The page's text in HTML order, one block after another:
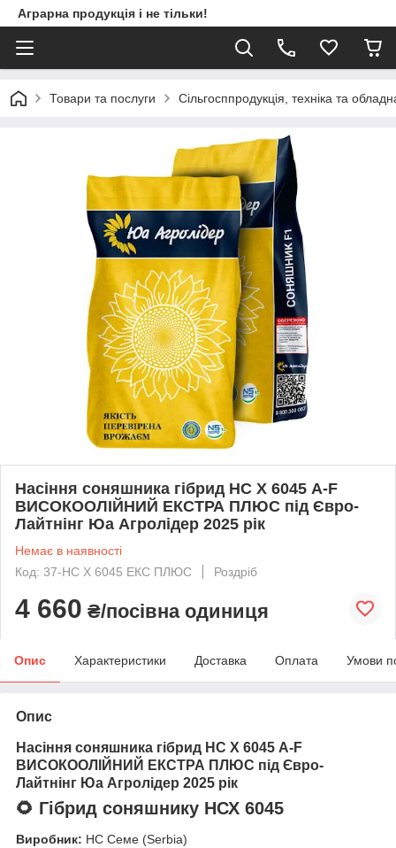
Аграрна продукція і не тільки!
Товари та послуги Сільгосппродукція, техніка та
Насіння соняшника гібрид НС Х 6045 А-F
ВИСОКООЛІЙНИЙ ЕКСТРА ПЛЮС під Євро-
Лайтнінг Юа Агролідер 2025 рік
Немає в наявності
Код: 37-НС Х 6045 ЕКС ПЛЮС
Роздріб
4 660 ₴/посівна одиниця
Опис Характеристики Доставка Оплата Умови
Опис
Насіння соняшника гібрид НС Х 6045 А-F
ВИСОКООЛІЙНИЙ ЕКСТРА ПЛЮС під Євро-
Лайтнінг Юа Агролідер 2025 рік
🌻 Гібрид соняшнику НСХ 6045
Виробник: НС Семе (Serbia)